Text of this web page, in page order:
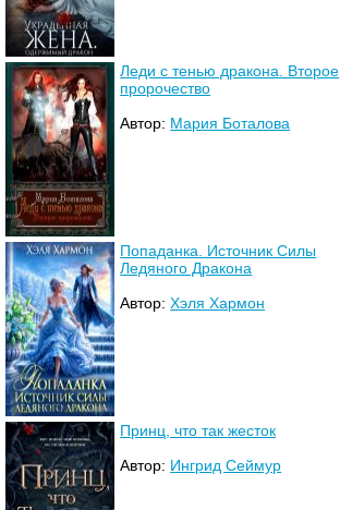
Леди с тенью дракона. Второе
пророчество
Автор: Мария Боталова
Попаданка. Источник Силы
Ледяного Дракона
Автор:Хэля Хармон
Принц, что так жесток
Автор: Ингрид Сеймур